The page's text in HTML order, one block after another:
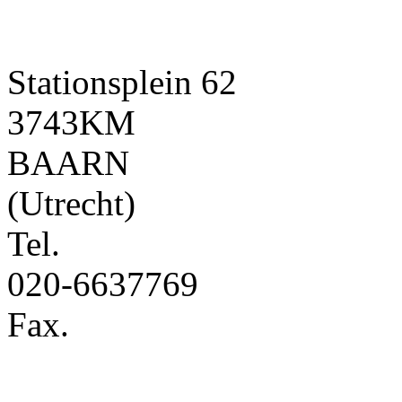
Stationsplein 62
3743KM
BAARN
(Utrecht)
Tel.
020-6637769
Fax.